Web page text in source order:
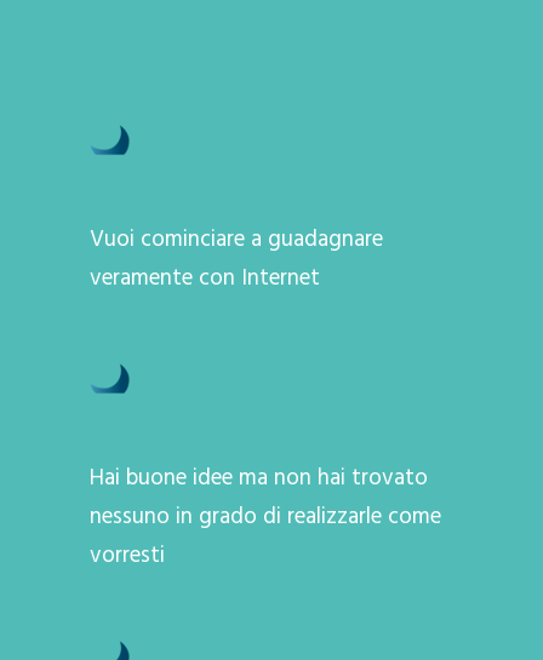
Vuoi cominciare a guadagnare
veramente con Internet
Hai buone idee ma non hai trovato
nessuno in grado di realizzarle come
vorresti